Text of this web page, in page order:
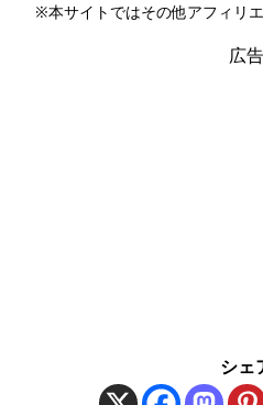
※本サイトではその他アフィリ
広告
シェ